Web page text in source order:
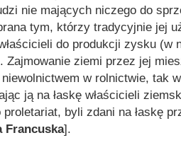
nie mających niczego do
tym, którzy tradycyjnie jej
do produkcji zysku (w
ziemi przez jej
niewolnictwem w rolnictwie, tak
ją na łaskę właścicieli
byli zdani na łaskę
Francuska].